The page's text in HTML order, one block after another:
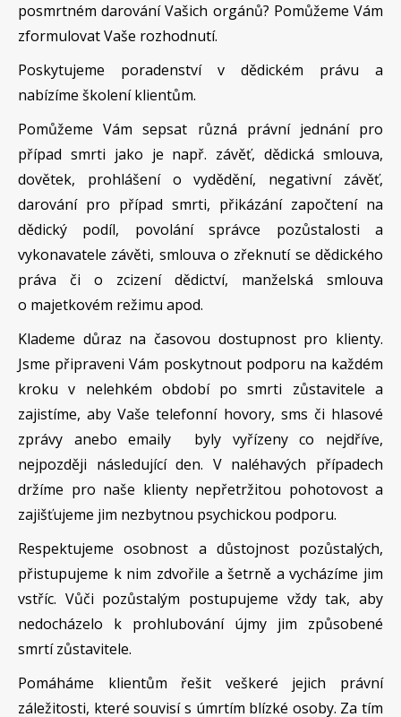
posmrtném darování Vašich orgánů? Pomůžeme Vám
zformulovat Vaše rozhodnutí.
Poskytujeme poradenství v dědickém právu a
nabízíme školení klientům.
Pomůžeme Vám sepsat různá právní jednání pro
případ smrti jako je např. závěť, dědická smlouva,
dovětek, prohlášení o vydědění, negativní závěť,
darování pro případ smrti, přikázání započtení na
dědický podíl, povolání správce pozůstalosti a
vykonavatele závěti, smlouva o zřeknutí se dědického
práva či o zcizení dědictví, manželská smlouva
o majetkovém režimu apod.
Klademe důraz na časovou dostupnost pro klienty.
Jsme připraveni Vám poskytnout podporu na každém
kroku v nelehkém období po smrti zůstavitele a
zajistíme, aby Vaše telefonní hovory, sms či hlasové
zprávy anebo emaily byly vyřízeny co nejdříve,
nejpozději následující den. V naléhavých případech
držíme pro naše klienty nepřetržitou pohotovost a
zajišťujeme jim nezbytnou psychickou podporu.
Respektujeme osobnost a důstojnost pozůstalých,
přistupujeme k nim zdvořile a šetrně a vycházíme jim
vstříc. Vůči pozůstalým postupujeme vždy tak, aby
nedocházelo k prohlubování újmy jim způsobené
smrtí zůstavitele.
Pomáháme klientům řešit veškeré jejich právní
záležitosti, které souvisí s úmrtím blízké osoby. Za tím